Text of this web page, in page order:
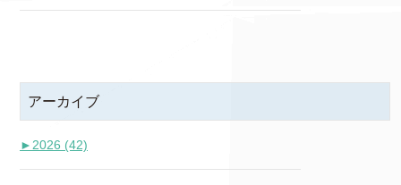
アーカイブ
► 2026 (42)